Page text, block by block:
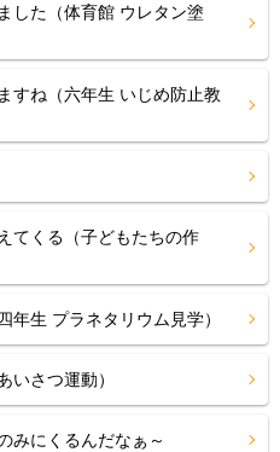
た（体育館 ウレタン塗
ね（六年生 いじめ防止教
てくる（子どもたちの作
生 プラネタリウム見学）
さつ運動）
にくるんだなぁ～